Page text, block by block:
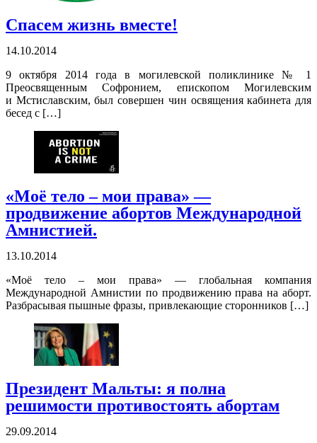
Спасем жизнь вместе!
14.10.2014
9 октября 2014 года в могилевской поликлинике № 1
Преосвященным Софронием, епископом Могилевским
и Мстиславским, был совершен чин освящения кабинета для
бесед с […]
«Моё тело – мои права» —
продвижение абортов Международной
Амнистией.
13.10.2014
«Моё тело – мои права» — глобальная компания
Международной Амнистии по продвижению права на аборт.
Разбрасывая пышные фразы, привлекающие сторонников […]
Президент Мальты: я полна
решимости противостоять абортам
29.09.2014